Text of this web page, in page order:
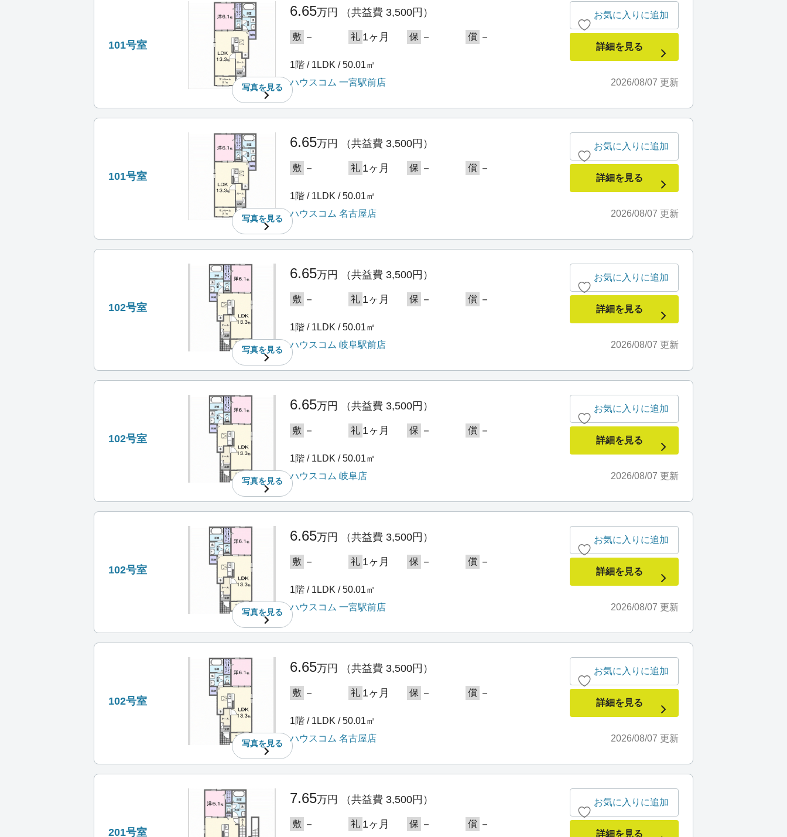
101号室
写真を見る
6.65万円 （共益費 3,500円）
敷 － 礼 1ヶ月 保 － 償 －
1階 / 1LDK / 50.01㎡
2026/08/07 更新
ハウスコム 一宮駅前店
お気に入りに追加
詳細を見る
101号室
写真を見る
6.65万円 （共益費 3,500円）
敷 － 礼 1ヶ月 保 － 償 －
1階 / 1LDK / 50.01㎡
2026/08/07 更新
ハウスコム 名古屋店
お気に入りに追加
詳細を見る
102号室
写真を見る
6.65万円 （共益費 3,500円）
敷 － 礼 1ヶ月 保 － 償 －
1階 / 1LDK / 50.01㎡
2026/08/07 更新
ハウスコム 岐阜駅前店
お気に入りに追加
詳細を見る
102号室
写真を見る
6.65万円 （共益費 3,500円）
敷 － 礼 1ヶ月 保 － 償 －
1階 / 1LDK / 50.01㎡
2026/08/07 更新
ハウスコム 岐阜店
お気に入りに追加
詳細を見る
102号室
写真を見る
6.65万円 （共益費 3,500円）
敷 － 礼 1ヶ月 保 － 償 －
1階 / 1LDK / 50.01㎡
2026/08/07 更新
ハウスコム 一宮駅前店
お気に入りに追加
詳細を見る
102号室
写真を見る
6.65万円 （共益費 3,500円）
敷 － 礼 1ヶ月 保 － 償 －
1階 / 1LDK / 50.01㎡
2026/08/07 更新
ハウスコム 名古屋店
お気に入りに追加
詳細を見る
201号室
7.65万円 （共益費 3,500円）
敷 － 礼 1ヶ月 保 － 償 －
お気に入りに追加
詳細を見る